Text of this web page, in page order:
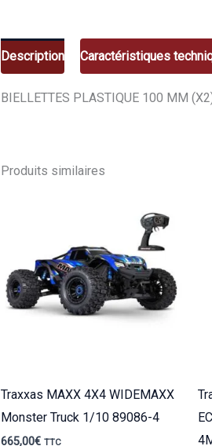
Description Caractéristiques
BIELLETTES PLASTIQUE 100 MM
Produits similaires
Traxxas MAXX 4X4 WIDEMAXX
Monster Truck 1/10 89086-4
665,00€ TTC